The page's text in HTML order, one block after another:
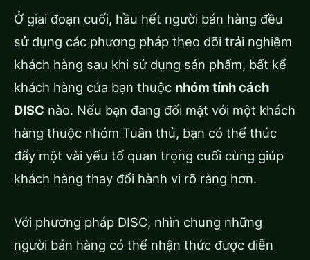
Ở giai đoạn cuối, hầu hết người bán hàng đều
sử dụng các phương pháp theo dõi trải nghiệm
khách hàng sau khi sử dụng sản phẩm, bất kể
khách hàng của bạn thuộc nhóm tính cách
DISC nào. Nếu bạn đang đối mặt với một khách
hàng thuộc nhóm Tuân thủ, bạn có thể thúc
đẩy một vài yếu tố quan trọng cuối cùng giúp
khách hàng thay đổi hành vi rõ ràng hơn.
Với phương pháp DISC, nhìn chung những
người bán hàng có thể nhận thức được diễn